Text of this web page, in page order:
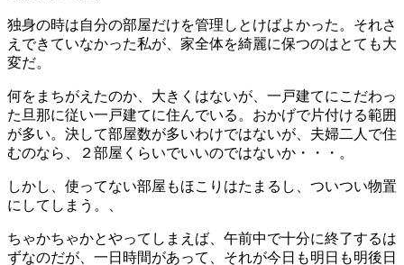
独身の時は自分の部屋だけを管理しとけばよかった。それさ
えできていなかった私が、家全体を綺麗に保つのはとても大
変だ。
何をまちがえたのか、大きくはないが、一戸建てにこだわっ
た旦那に従い一戸建てに住んでいる。おかげで片付ける範囲
が多い。決して部屋数が多いわけではないが、夫婦二人で住
むのなら、２部屋くらいでいいのではないか・・・。
しかし、使ってない部屋もほこりはたまるし、ついつい物置
にしてしまう。、
ちゃかちゃかとやってしまえば、午前中で十分に終了するは
ずなのだが、一日時間があって、それが今日も明日も明後日